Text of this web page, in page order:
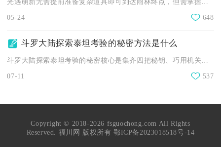
05-24 648
斗罗大陆探索泰坦考验的秘密方法是什么
07-11 537
Copyright © 2018-2026 fsguochong.com All Rights
Reserved. 福川网 版权所有 鄂ICP备2023018518号-14